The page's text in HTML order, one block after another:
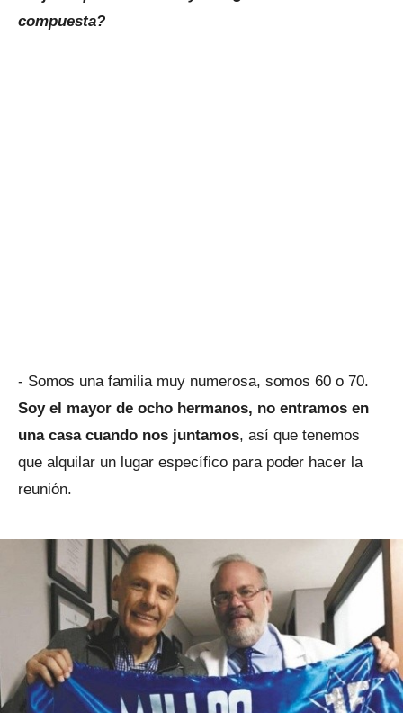
compuesta?
- Somos una familia muy numerosa, somos 60 o 70.
Soy el mayor de ocho hermanos, no entramos en
una casa cuando nos juntamos, así que tenemos
que alquilar un lugar específico para poder hacer la
reunión.